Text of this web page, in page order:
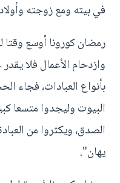
في بيته ومع زوجته
رمضان كورونا أوسع
وازدحام الأعمال فلا
بأنواع العبادات، فجاء
البيوت وليجدوا متسعا
الصدق، ويكثروا من
يهان".